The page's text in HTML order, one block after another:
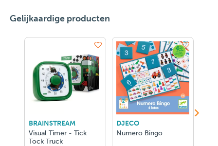
Gelijkaardige producten
BRAINSTREAM
Visual Timer - Tick
Tock Truck
DJECO
Numero Bingo